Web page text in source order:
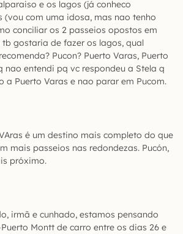
e os lagos (já conheco
(vou com uma idosa, mas nao tenho
conciliar os 2 passeios opostos em
tb gostaria de fazer os lagos, qual
Pucon? Puerto Varas, Puerto
nao entendi pq vc respondeu a Stela q
a Puerto Varas e nao parar em Pucom.
é um destino mais completo do que
mais passeios nas redondezas. Pucón,
próximo.
irmã e cunhado, estamos pensando
Montt de carro entre os dias 26 e